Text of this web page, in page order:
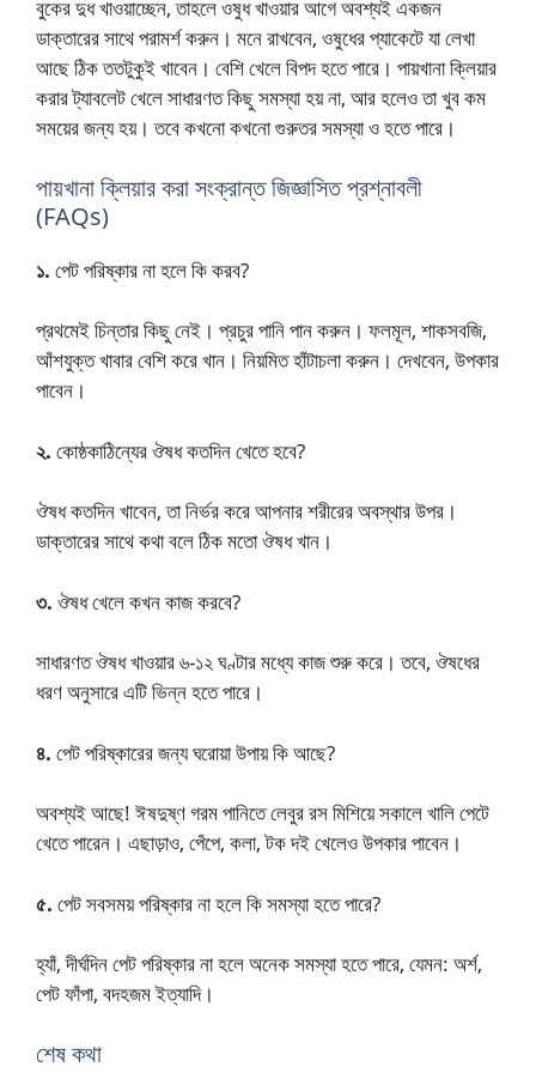
বুকের দুধ খাওয়াচ্ছেন, তাহলে ওষুধ খাওয়ার আগে অবশ্যই একজন
ডাক্তারের সাথে পরামর্শ করুন। মনে রাখবেন, ওষুধের প্যাকেটে যা লেখা
আছে ঠিক ততটুকুই খাবেন। বেশি খেলে বিপদ হতে পারে। পায়খানা ক্লিয়ার
করার ট্যাবলেট খেলে সাধারণত কিছু সমস্যা হয় না, আর হলেও তা খুব কম
সময়ের জন্য হয়। তবে কখনো কখনো গুরুতর সমস্যা ও হতে পারে।
পায়খানা ক্লিয়ার করা সংক্রান্ত জিজ্ঞাসিত প্রশ্নাবলী
(FAQs)
১. পেট পরিষ্কার না হলে কি করব?
প্রথমেই চিন্তার কিছু নেই। প্রচুর পানি পান করুন। ফলমূল, শাকসবজি,
আঁশযুক্ত খাবার বেশি করে খান। নিয়মিত হাঁটাচলা করুন। দেখবেন, উপকার
পাবেন।
২. কোষ্ঠকাঠিন্যের ঔষধ কতদিন খেতে হবে?
ঔষধ কতদিন খাবেন, তা নির্ভর করে আপনার শরীরের অবস্থার উপর।
ডাক্তারের সাথে কথা বলে ঠিক মতো ঔষধ খান।
৩. ঔষধ খেলে কখন কাজ করবে?
সাধারণত ঔষধ খাওয়ার ৬-১২ ঘণ্টার মধ্যে কাজ শুরু করে। তবে, ঔষধের
ধরণ অনুসারে এটি ভিন্ন হতে পারে।
৪. পেট পরিষ্কারের জন্য ঘরোয়া উপায় কি আছে?
অবশ্যই আছে! ঈষদুষ্ণ গরম পানিতে লেবুর রস মিশিয়ে সকালে খালি পেটে
খেতে পারেন। এছাড়াও, পেঁপে, কলা, টক দই খেলেও উপকার পাবেন।
৫. পেট সবসময় পরিষ্কার না হলে কি সমস্যা হতে পারে?
হ্যাঁ, দীর্ঘদিন পেট পরিষ্কার না হলে অনেক সমস্যা হতে পারে, যেমন: অর্শ,
পেট ফাঁপা, বদহজম ইত্যাদি।
শেষ কথা